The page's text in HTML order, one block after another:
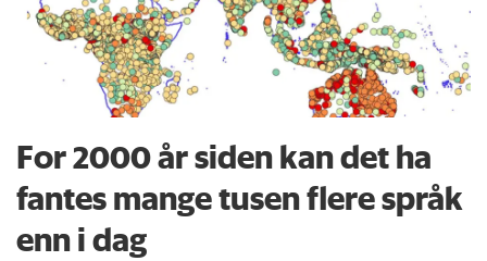
For 2000 år siden kan det ha
fantes mange tusen flere språk
enn i dag